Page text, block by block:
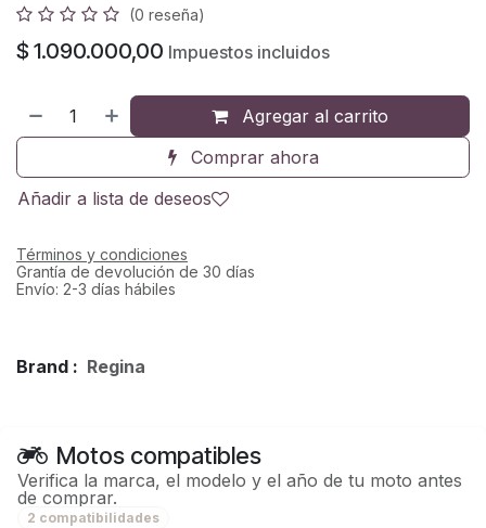
(0 reseña)
$ 1.090.000,00 Impuestos incluidos
Agregar al carrito
Comprar ahora
Añadir a lista de deseos
Términos y condiciones
Grantía de devolución de 30 días
Envío: 2-3 días hábiles
Brand : Regina
Motos compatibles
Verifica la marca, el modelo y el año de tu moto antes
de comprar.
2 compatibilidades